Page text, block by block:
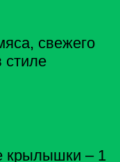
свежего
стиле
крылышки – 1